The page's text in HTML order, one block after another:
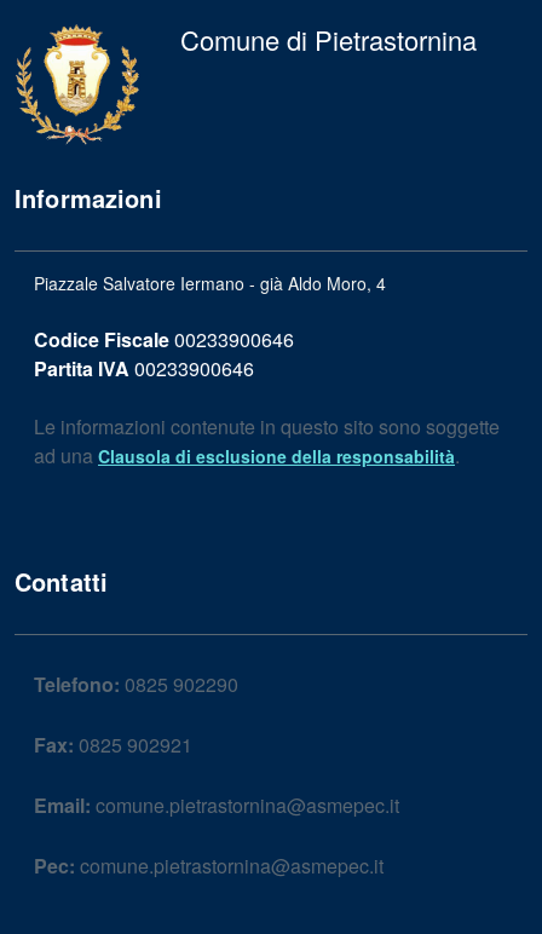
Comune di Pietrastornina
Informazioni
Piazzale Salvatore Iermano - già Aldo Moro, 4
Codice Fiscale00233900646
Partita IVA 00233900646
Le informazioni contenute in questo sito sono soggette
ad una Clausola di esclusione della responsabilità.
Contatti
Telefono: 0825 902290
Fax: 0825 902921
Email: comune.pietrastornina@asmepec.it
Pec: comune.pietrastornina@asmepec.it